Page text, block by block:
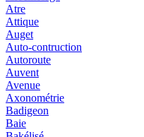
Atre
Attique
Auget
Auto-contruction
Autoroute
Auvent
Avenue
Axonométrie
Badigeon
Baie